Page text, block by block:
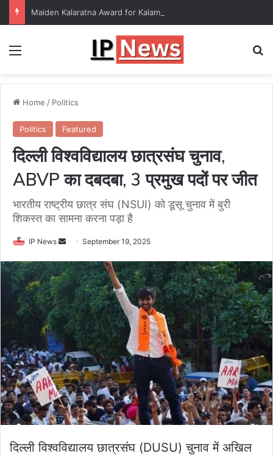
Menu
Home / Politics
Politics Featured
दिल्ली विश्वविद्यालय छात्रसंघ चुनाव,
ABVP का दबदबा, 3 प्रमुख पदों पर जीत
भारतीय राष्ट्रीय छात्र संघ (NSUI) को डूसू चुनाव में बुरी
शिकस्त का सामना करना पड़ा है
IP News
Send
email
September 19, 2025
दिल्ली विश्वविद्यालय छात्रसंघ (DUSU) चुनाव में अखिल